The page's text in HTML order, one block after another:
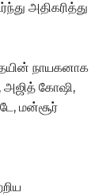
அதிகரித்து
நாயகனாக
அஜித் கோஷி,
மன்சூர்